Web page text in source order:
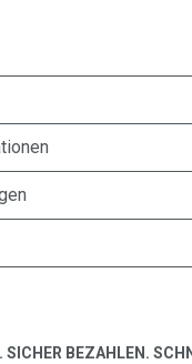
SICHER BEZAHLEN.